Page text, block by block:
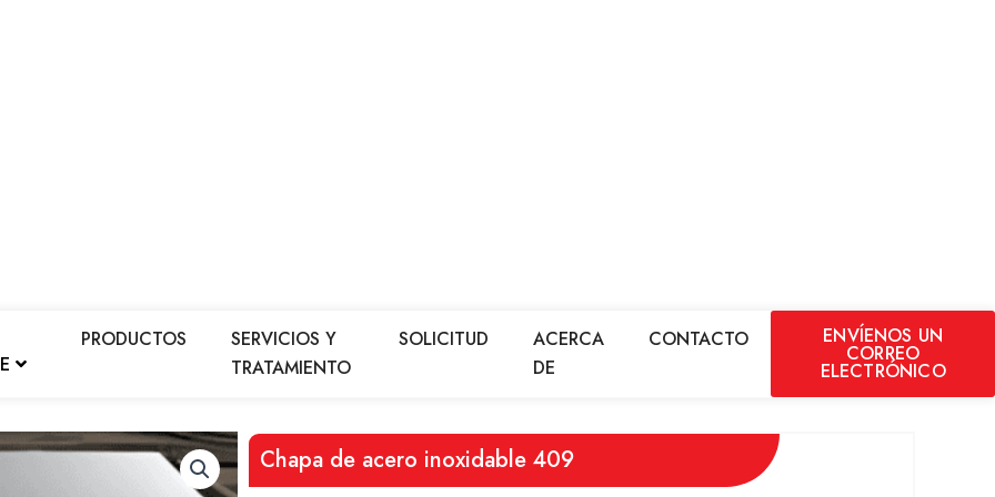
PRODUCTOS
SERVICIOS Y
TRATAMIENTO
SOLICITUD
ACERCA
DE
CONTACTO ENVÍENOS UN
CORREO
ELECTRÓNICO
Chapa de acero inoxidable 409